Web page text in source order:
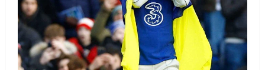
3
JULI 21, 2026 0
Warga Rempang Ajukan